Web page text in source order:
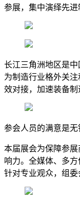
参展，集中演绎先
长江三角洲地区是
为制造行业格外关
效对接，加速装备制
参会人员的满意是
本届展会为保障参
响力。全媒体、多
针对专业观众，组